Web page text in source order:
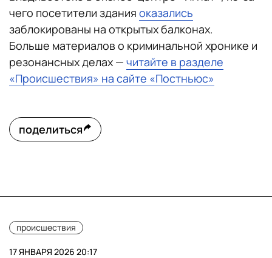
чего посетители здания оказались
заблокированы на открытых балконах.
Больше материалов о криминальной хронике и
резонансных делах — читайте в разделе
«Происшествия» на сайте «Постньюс»
поделиться
происшествия
17 ЯНВАРЯ 2026 20:17